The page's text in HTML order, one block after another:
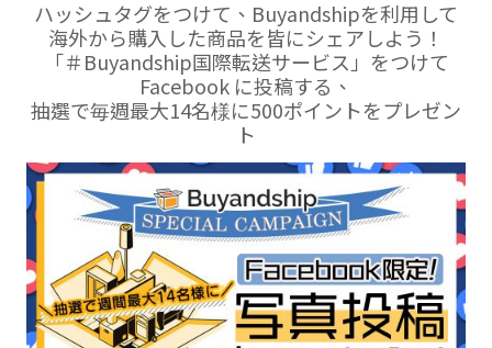
ハッシュタグをつけて、Buyandshipを利用して
海外から購入した商品を皆にシェアしよう！
「＃Buyandship国際転送サービス」をつけて
Facebook に投稿する、
抽選で毎週最大14名様に500ポイントをプレゼン
ト